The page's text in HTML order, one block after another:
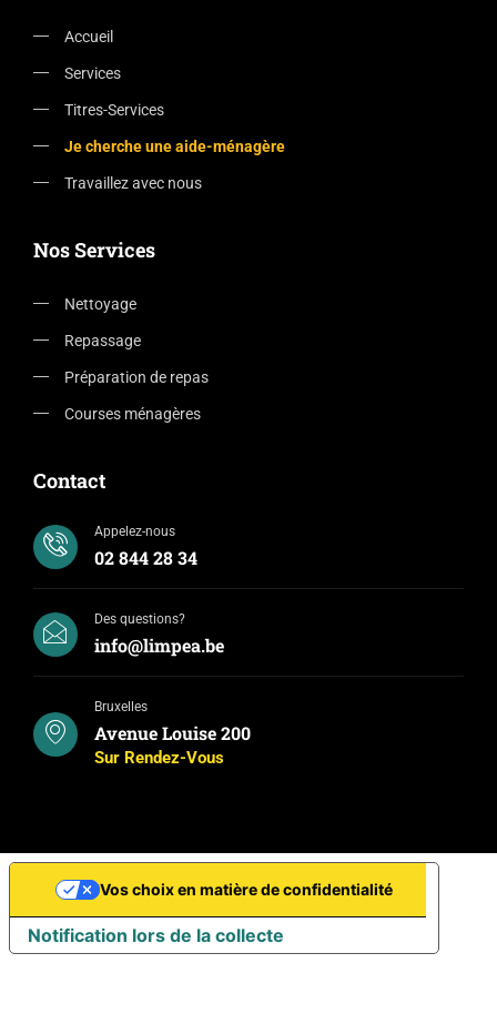
Accueil
Services
Titres-Services
Je cherche une aide-ménagère
Travaillez avec nous
Nos Services
Nettoyage
Repassage
Préparation de repas
Courses ménagères
Contact
Appelez-nous
02 844 28 34
Des questions?
info@limpea.be
Bruxelles
Avenue Louise 200
Sur Rendez-Vous
Notification lors de la collecte
Vos choix en matière de confidentialité